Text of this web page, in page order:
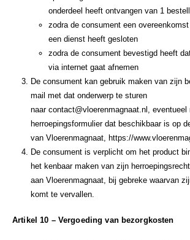
onderdeel heeft ontvangen van 1
zodra de consument een
een dienst heeft gesloten
zodra de consument bevestigd heeft
via internet gaat afnemen
De consument kan gebruik maken van zijn
mail met dat onderwerp te sturen
naar contact@vloerenmagnaat.nl,
herroepingsformulier dat beschikbaar is op
van Vloerenmagnaat, https://
De consument is verplicht om het product
het kenbaar maken van zijn
aan Vloerenmagnaat, bij gebreke waarvan
komt te vervallen.
Artikel 10 – Vergoeding van bezorgkosten